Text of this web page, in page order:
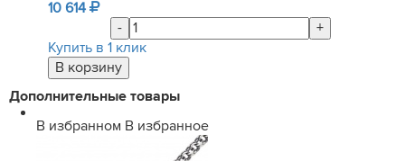
10 614
-
+
Купить в 1 клик
Дополнительные товары
В избранном В избранное